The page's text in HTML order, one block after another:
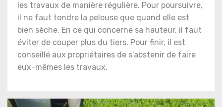
les travaux de manière régulière. Pour poursuivre,
il ne faut tondre la pelouse que quand elle est
bien sèche. En ce qui concerne sa hauteur, il faut
éviter de couper plus du tiers. Pour finir, il est
conseillé aux propriétaires de s'abstenir de faire
eux-mêmes les travaux.